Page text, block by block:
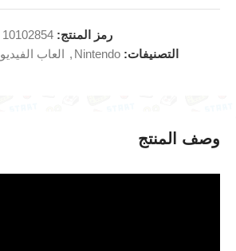
وصف المنتج
رمز المنتج: 10102854
التصنيفات: Nintendo
, العاب الفيديو